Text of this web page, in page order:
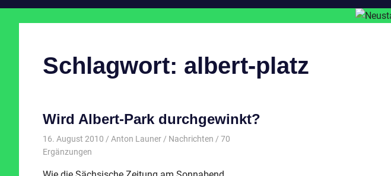
Schlagwort: albert-platz
Wird Albert-Park durchgewinkt?
16. August 2010 Anton Launer Nachrichten / 70
Ergänzungen